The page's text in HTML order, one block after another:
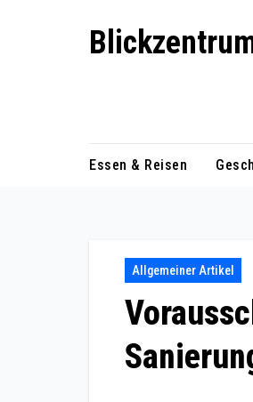
Essen & Reisen
Allgemeiner Artikel